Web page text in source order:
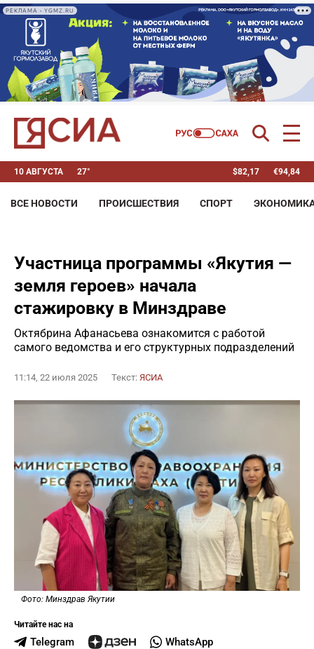
РЕКЛАМА • YGMZ.RU
10 АВГУСТА 27° $82,17 €94,84
ВСЕ НОВОСТИ ПРОИСШЕСТВИЯ СПОРТ
Участница программы «Якутия —
земля героев» начала
стажировку в Минздраве
Октябрина Афанасьева ознакомится с работой
самого ведомства и его структурных подразделений
11:14, 22 июля 2025 Текст: ЯСИА
Фото: Минздрав Якутии
Читайте нас на
Telegram WhatsApp